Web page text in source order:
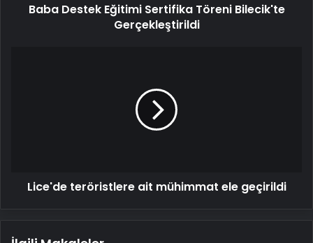
Baba Destek Eğitimi Sertifika Töreni Bilecik'te
Gerçekleştirildi
Lice'de teröristlere ait mühimmat ele geçirildi